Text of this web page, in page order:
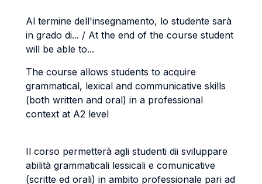
Al termine dell'insegnamento, lo studente sarà
in grado di... / At the end of the course student
will be able to...
The course allows students to acquire
grammatical, lexical and communicative skills
(both written and oral) in a professional
context at A2 level
Il corso permetterà agli studenti dii sviluppare
abilità grammaticali lessicali e comunicative
(scritte ed orali) in ambito professionale pari ad